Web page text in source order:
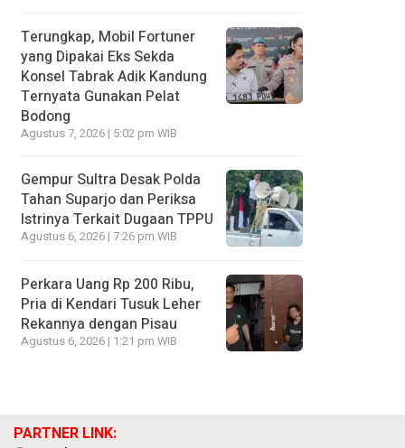
Terungkap, Mobil Fortuner
yang Dipakai Eks Sekda
Konsel Tabrak Adik Kandung
Ternyata Gunakan Pelat
Bodong
Agustus 7, 2026 | 5:02 pm WIB
Gempur Sultra Desak Polda
Tahan Suparjo dan Periksa
Istrinya Terkait Dugaan TPPU
Agustus 6, 2026 | 7:26 pm WIB
Perkara Uang Rp 200 Ribu,
Pria di Kendari Tusuk Leher
Rekannya dengan Pisau
Agustus 6, 2026 | 1:21 pm WIB
PARTNER LINK: